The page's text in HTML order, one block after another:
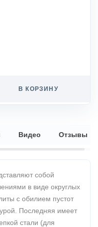
В КОРЗИНУ
Видео Отзывы
собой
в виде округлых
с обилием пустот
Последняя имеет
стали (для